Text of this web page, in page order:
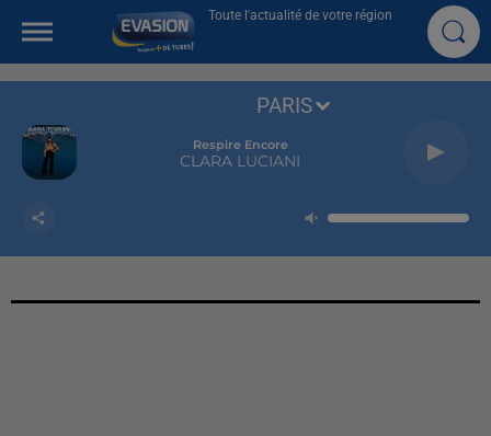
Toute l'actualité de votre région
Respire Encore
CLARA LUCIANI
PARIS